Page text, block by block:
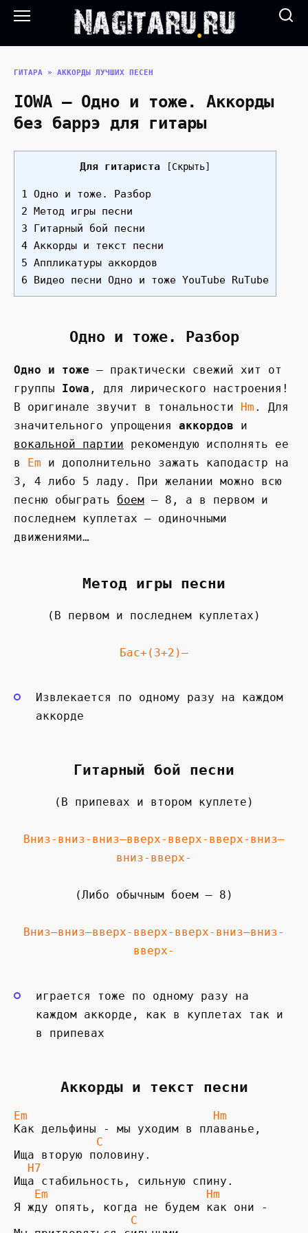
Перейти
ГИТАРА » АККОРДЫ ЛУЧШИХ ПЕСЕН
IOWA — Одно и тоже. Аккорды
без баррэ для гитары
Для гитариста [Скрыть]
1 Одно и тоже. Разбор
2 Метод игры песни
3 Гитарный бой песни
4 Аккорды и текст песни
5 Аппликатуры аккордов
6 Видео песни Одно и тоже YouTube RuTube
Одно и тоже. Разбор
Одно и тоже — практически свежий хит от
группы Iowa , для лирического настроения!
В оригинале звучит в тональности
Hm . Для
значительного упрощения
аккордов и
вокальной партии рекомендую исполнять ее
в
Em и дополнительно зажать каподастр на
3, 4 либо 5 ладу. При желании можно всю
песню обыграть боем — 8, а в первом и
последнем куплетах — одиночными
движениями…
Метод игры песни
(В первом и последнем куплетах)
Бас+(3+2)—
Извлекается по одному разу на каждом
аккорде
Гитарный бой песни
(В припевах и втором куплете)
Вниз-вниз-вниз—вверх-вверх-вверх-вниз—
вниз-вверх-
(Либо обычным боем — 8)
Вниз—вниз—вверх-вверх-вверх-вниз—вниз-
вверх-
играется тоже по одному разу на
каждом аккорде, как в куплетах так и
в припевах
Аккорды и текст песни
Em                           Hm
Как дельфины - мы уходим в плаванье,
C
Ища вторую половину.
H7
   Em                       Hm
Я жду опять, когда не будем как они -
C